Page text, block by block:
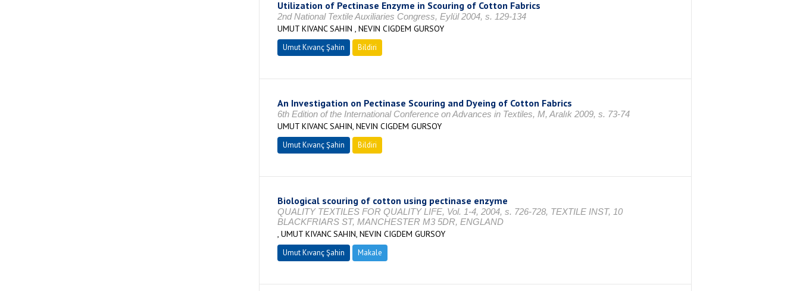
Utilization of Pectinase Enzyme in Scouring of Cotton Fabrics
2nd National Textile Auxiliaries Congress, Eylül 2004, s. 129-134
UMUT KIVANC SAHIN , NEVIN CIGDEM GURSOY
Umut Kıvanç Şahin Bildiri
An Investigation on Pectinase Scouring and Dyeing of Cotton Fabrics
6th Edition of the International Conference on Advances in Textiles, M, Aralık 2009, s. 73-74
UMUT KIVANC SAHIN, NEVIN CIGDEM GURSOY
Umut Kıvanç Şahin Bildiri
Biological scouring of cotton using pectinase enzyme
QUALITY TEXTILES FOR QUALITY LIFE, Vol. 1-4, 2004, s. 726-728, TEXTILE INST, 10
BLACKFRIARS ST, MANCHESTER M3 5DR, ENGLAND
, UMUT KIVANC SAHIN, NEVIN CIGDEM GURSOY
Umut Kıvanç Şahin Makale